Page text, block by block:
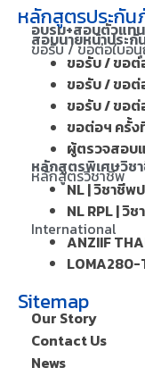
หลักสูตรประกัน
อบรม+สอบตัวแท
สอบนายหน้าประกั
ขอรับ / ขอต่อใบอ
ขอรับ / ขอต่
ขอรับ / ขอต่
ขอรับ / ขอต่
ขอต่อฯ ครั้ง
ผู้ตรวจสอบ
หลักสูตรพิเศษวิช
หลักสูตรวิชาชีพ
NL | วิชาชีพ
NL RPL | วิ
International
ANZIIF
LOMA280-
Sitemap
Our Story
Contact Us
News